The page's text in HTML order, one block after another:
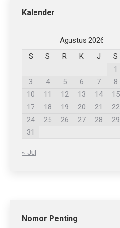
Kalender
Agustus 2026
S
S R K J S
1
3
4 5 6 7 8
10
11 12 13 14 15
17
18 19 20 21 22
24
25 26 27 28 29
31
« Jul
Nomor Penting